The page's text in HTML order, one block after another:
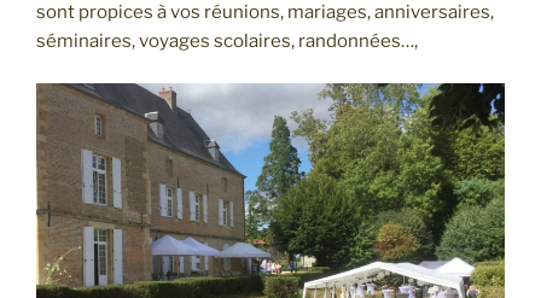
sont propices à vos réunions, mariages, anniversaires,
séminaires, voyages scolaires, randonnées…,